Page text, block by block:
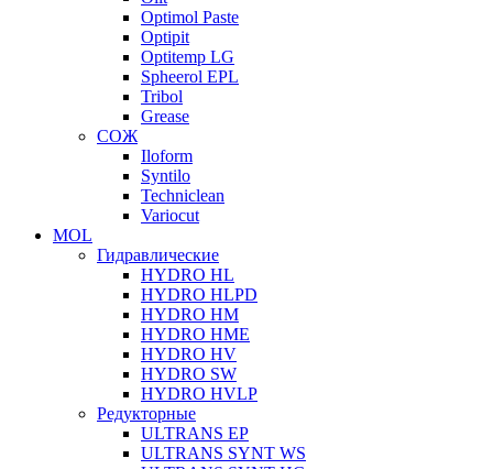
Optimol Paste
Optipit
Optitemp LG
Spheerol EPL
Tribol
Grease
СОЖ
Iloform
Syntilo
Techniclean
Variocut
MOL
Гидравлические
HYDRO HL
HYDRO HLPD
HYDRO HM
HYDRO HME
HYDRO HV
HYDRO SW
HYDRO HVLP
Редукторные
ULTRANS EP
ULTRANS SYNT WS